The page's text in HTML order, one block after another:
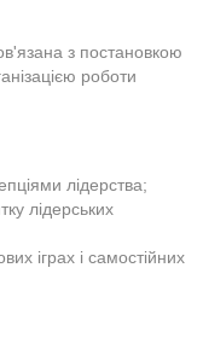
з постановкою
роботи
лідерства;
лідерських
іграх і самостійних